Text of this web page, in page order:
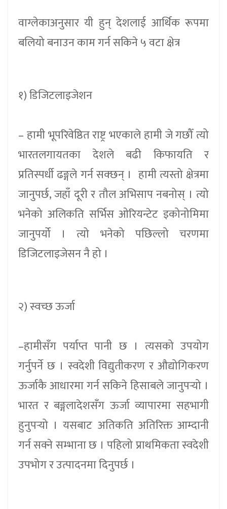
वाग्लेकाअनुसार यी हुन् देशलाई आर्थिक रूपमा
बलियो बनाउन काम गर्न सकिने ५ वटा क्षेत्र
१) डिजिटलाइजेशन
– हामी भूपरिवेष्ठित राष्ट्र भएकाले हामी जे गछौँ त्यो
भारतलगायतका देशले बढी किफायति र
प्रतिस्पर्धी ढङ्गले गर्न सक्छन् । हामी त्यस्तो क्षेत्रमा
जानुपर्छ, जहाँ दूरी र तौल अभिसाप नबनोस् । त्यो
भनेको अलिकति सर्भिस ओरियन्टेट इकोनोमिमा
जानुपर्यो । त्यो भनेको पछिल्लो चरणमा
डिजिटलाइजेसन नै हो ।
२) स्वच्छ ऊर्जा
–हामीसँग पर्याप्त पानी छ । त्यसको उपयोग
गर्नुपर्ने छ । स्वदेशी विद्युतीकरण र औद्योगिकरण
ऊर्जाकै आधारमा गर्न सकिने हिसाबले जानुपर्‍यो ।
भारत र बङ्गलादेशसँग ऊर्जा व्यापारमा सहभागी
हुनुपर्‍यो । यसबाट अतिकति अतिरिक्त आम्दानी
गर्न सक्ने सम्भाना छ । पहिलो प्राथमिकता स्वदेशी
उपभोग र उत्पादनमा दिनुपर्छ ।